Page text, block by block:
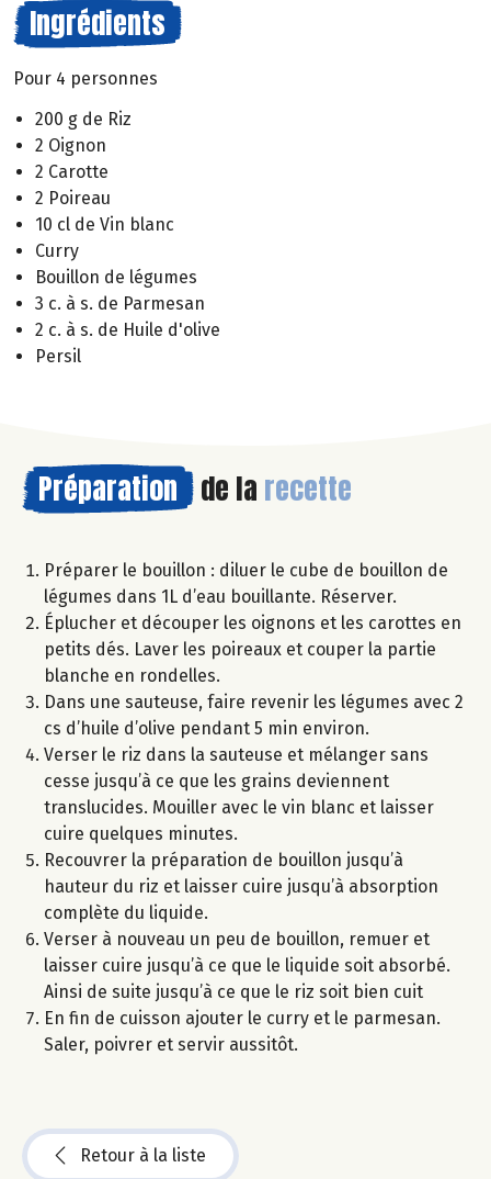
Ingrédients
Pour 4 personnes
200 g de Riz
2 Oignon
2 Carotte
2 Poireau
10 cl de Vin blanc
Curry
Bouillon de légumes
3 c. à s. de Parmesan
2 c. à s. de Huile d'olive
Persil
Préparation de la recette
Préparer le bouillon : diluer le cube de bouillon de
légumes dans 1L d’eau bouillante. Réserver.
Éplucher et découper les oignons et les carottes en
petits dés. Laver les poireaux et couper la partie
blanche en rondelles.
Dans une sauteuse, faire revenir les légumes avec 2
cs d’huile d’olive pendant 5 min environ.
Verser le riz dans la sauteuse et mélanger sans
cesse jusqu’à ce que les grains deviennent
translucides. Mouiller avec le vin blanc et laisser
cuire quelques minutes.
Recouvrer la préparation de bouillon jusqu’à
hauteur du riz et laisser cuire jusqu’à absorption
complète du liquide.
Verser à nouveau un peu de bouillon, remuer et
laisser cuire jusqu’à ce que le liquide soit absorbé.
Ainsi de suite jusqu’à ce que le riz soit bien cuit
En fin de cuisson ajouter le curry et le parmesan.
Saler, poivrer et servir aussitôt.
Retour à la liste